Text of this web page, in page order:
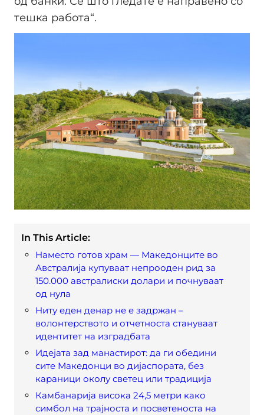
тешка работа“.
In This Article:
Наместо готов храм — Македонците во
Австралија купуваат непрооден рид за
150.000 австралиски долари и почнуваат
од нула
Ниту еден денар не е задржан –
волонтерството и отчетноста стануваат
идентитет на изградбата
Идејата зад манастирот: да ги обедини
сите Македонци во дијаспората, без
караници околу светец или традиција
Камбанарија висока 24,5 метри како
симбол на трајноста и посветеноста на